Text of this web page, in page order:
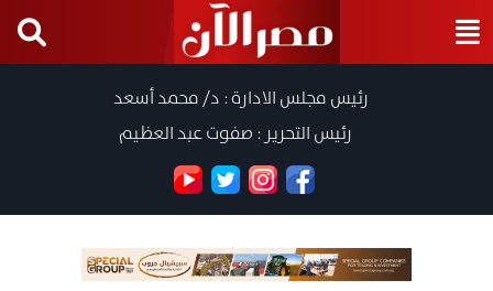
رئيس مجلس الادارة : د/ محمد أسعد
رئيس التحرير : صفوت عبد العظيم